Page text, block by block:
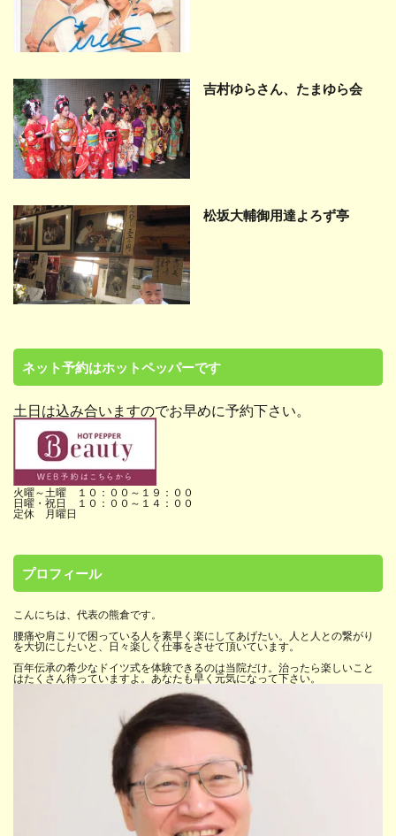
吉村ゆらさん、たまゆら会
松坂大輔御用達よろず亭
ネット予約はホットペッパーです
土日は込み合いますのでお早めに予約下さい。
火曜～土曜 １０：００～１９：００
日曜・祝日 １０：００～１４：００
定休 月曜日
プロフィール
こんにちは、代表の熊倉です。
腰痛や肩こりで困っている人を素早く楽にしてあげたい。人と人との繋がり
を大切にしたいと、日々楽しく仕事をさせて頂いています。
百年伝承の希少なドイツ式を体験できるのは当院だけ。治ったら楽しいこと
はたくさん待っていますよ。あなたも早く元気になって下さい。